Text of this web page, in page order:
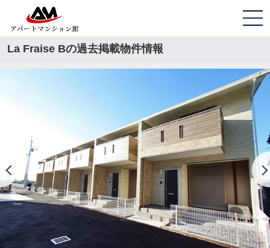
La Fraise Bの過去掲載物件情報